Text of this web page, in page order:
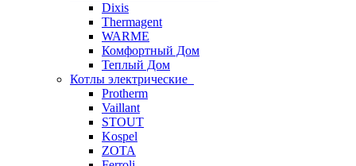
Dixis
Thermagent
WARME
Комфортный Дом
Теплый Дом
Котлы электрические
Protherm
Vaillant
STOUT
Kospel
ZOTA